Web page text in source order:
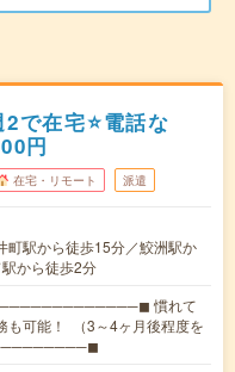
で在宅⭐電話な
円
在宅・リモート 派遣
町駅から徒歩15分／鮫洲駅か
から徒歩2分
慣れて
も可能！ （3～4ヶ月後程度を